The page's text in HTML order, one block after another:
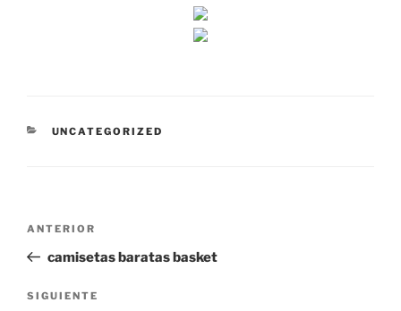
CATEGORÍAS
UNCATEGORIZED
Navegación
entradas
Entrada
anterior:
ANTERIOR
camisetas baratas basket
Siguiente
SIGUIENTE